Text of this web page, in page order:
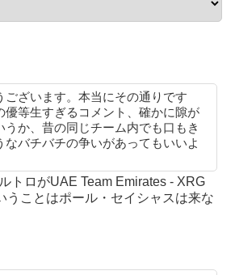
ございます。本当にその通りです
優等生すぎるコメント、確かに隙が
うか、昔の同じチーム内でも口もき
なバチバチの争いがあってもいいよ
トロがUAE Team Emirates - XRG
うことはポール・セイシャスは来な